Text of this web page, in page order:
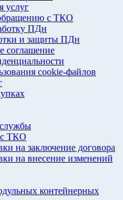
услуг
с ТКО
ПДн
и защиты ПДн
соглашение
cookie-файлов
с ТКО
на заключение договора
на внесение изменений
контейнерных